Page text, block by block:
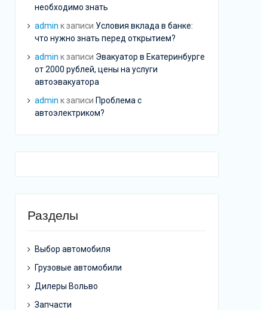
необходимо знать
admin к записи Условия вклада в банке:
что нужно знать перед открытием?
admin к записи Эвакуатор в Екатеринбурге
от 2000 рублей, цены на услуги
автоэвакуатора
admin к записи Проблема с
автоэлектриком?
Разделы
Выбор автомобиля
Грузовые автомобили
Дилеры Вольво
Запчасти